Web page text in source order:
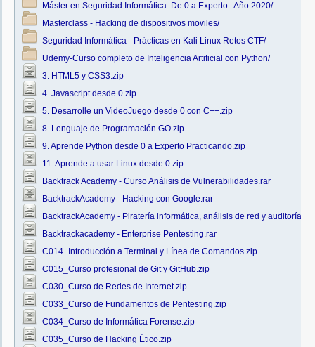
Máster en Seguridad Informática. De 0 a Experto . Año 2020/
Masterclass - Hacking de dispositivos moviles/
Seguridad Informática - Prácticas en Kali Linux Retos CTF/
Udemy-Curso completo de Inteligencia Artificial con Python/
3. HTML5 y CSS3.zip
4. Javascript desde 0.zip
5. Desarrolle un VideoJuego desde 0 con C++.zip
8. Lenguaje de Programación GO.zip
9. Aprende Python desde 0 a Experto Practicando.zip
11. Aprende a usar Linux desde 0.zip
Backtrack Academy - Curso Análisis de Vulnerabilidades.rar
BacktrackAcademy - Hacking con Google.rar
BacktrackAcademy - Piratería informática, análisis de red y auditorías
Backtrackacademy - Enterprise Pentesting.rar
C014_Introducción a Terminal y Línea de Comandos.zip
C015_Curso profesional de Git y GitHub.zip
C030_Curso de Redes de Internet.zip
C033_Curso de Fundamentos de Pentesting.zip
C034_Curso de Informática Forense.zip
C035_Curso de Hacking Ético.zip